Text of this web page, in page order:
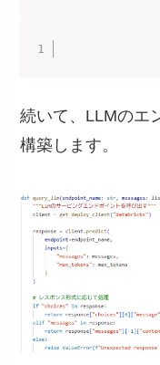
続いて、LLMのエ
構築します。